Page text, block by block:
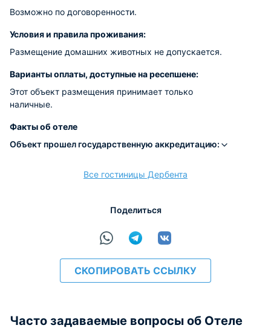
Возможно по договоренности.
Условия и правила проживания:
Размещение домашних животных не допускается.
Варианты оплаты, доступные на ресепшене:
Этот объект размещения принимает только
наличные.
Факты об отеле
Объект прошел государственную аккредитацию:
Все гостиницы Дербента
Поделиться
СКОПИРОВАТЬ ССЫЛКУ
Часто задаваемые вопросы об Отеле